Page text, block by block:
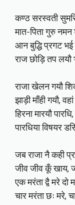
कण्ठ सरस्वती
मात-पिता गुरु
आन बुद्धि प्रगट
राज छोड़ि तप लयौ
राजा खेलन गयौ
झाड़ी माँही गयौ,
हिरना मारयौ
पारधिया विषयर
जब राजा नै कही
जीव जीव कूँ खाय,
एक मरंता द्वै मरे दो
चार मरंता छः मरे,